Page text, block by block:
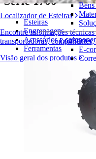
Localizador de Esteiras
Encontre informações técnicas
transportadoras,
Visão geral dos produtos
Logística e
E-
Pneus e
Industrial
Visão geral das
Esteiras
Engrenagens
Acessórios e
Ferramentas